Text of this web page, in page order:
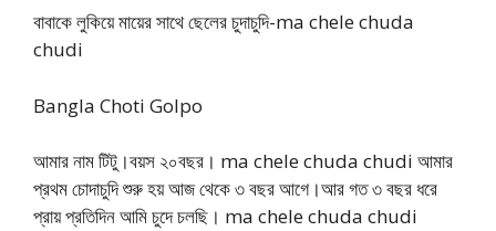
বাবাকে লুকিয়ে মায়ের সাথে ছেলের চুদাচুদি-ma chele chuda
chudi
Bangla Choti Golpo
আমার নাম টিটু।বয়স ২০বছর। ma chele chuda chudi আমার
প্রথম চোদাচুদি শুরু হয় আজ থেকে ৩ বছর আগে।আর গত ৩ বছর ধরে
প্রায় প্রতিদিন আমি চুদে চলছি। ma chele chuda chudi